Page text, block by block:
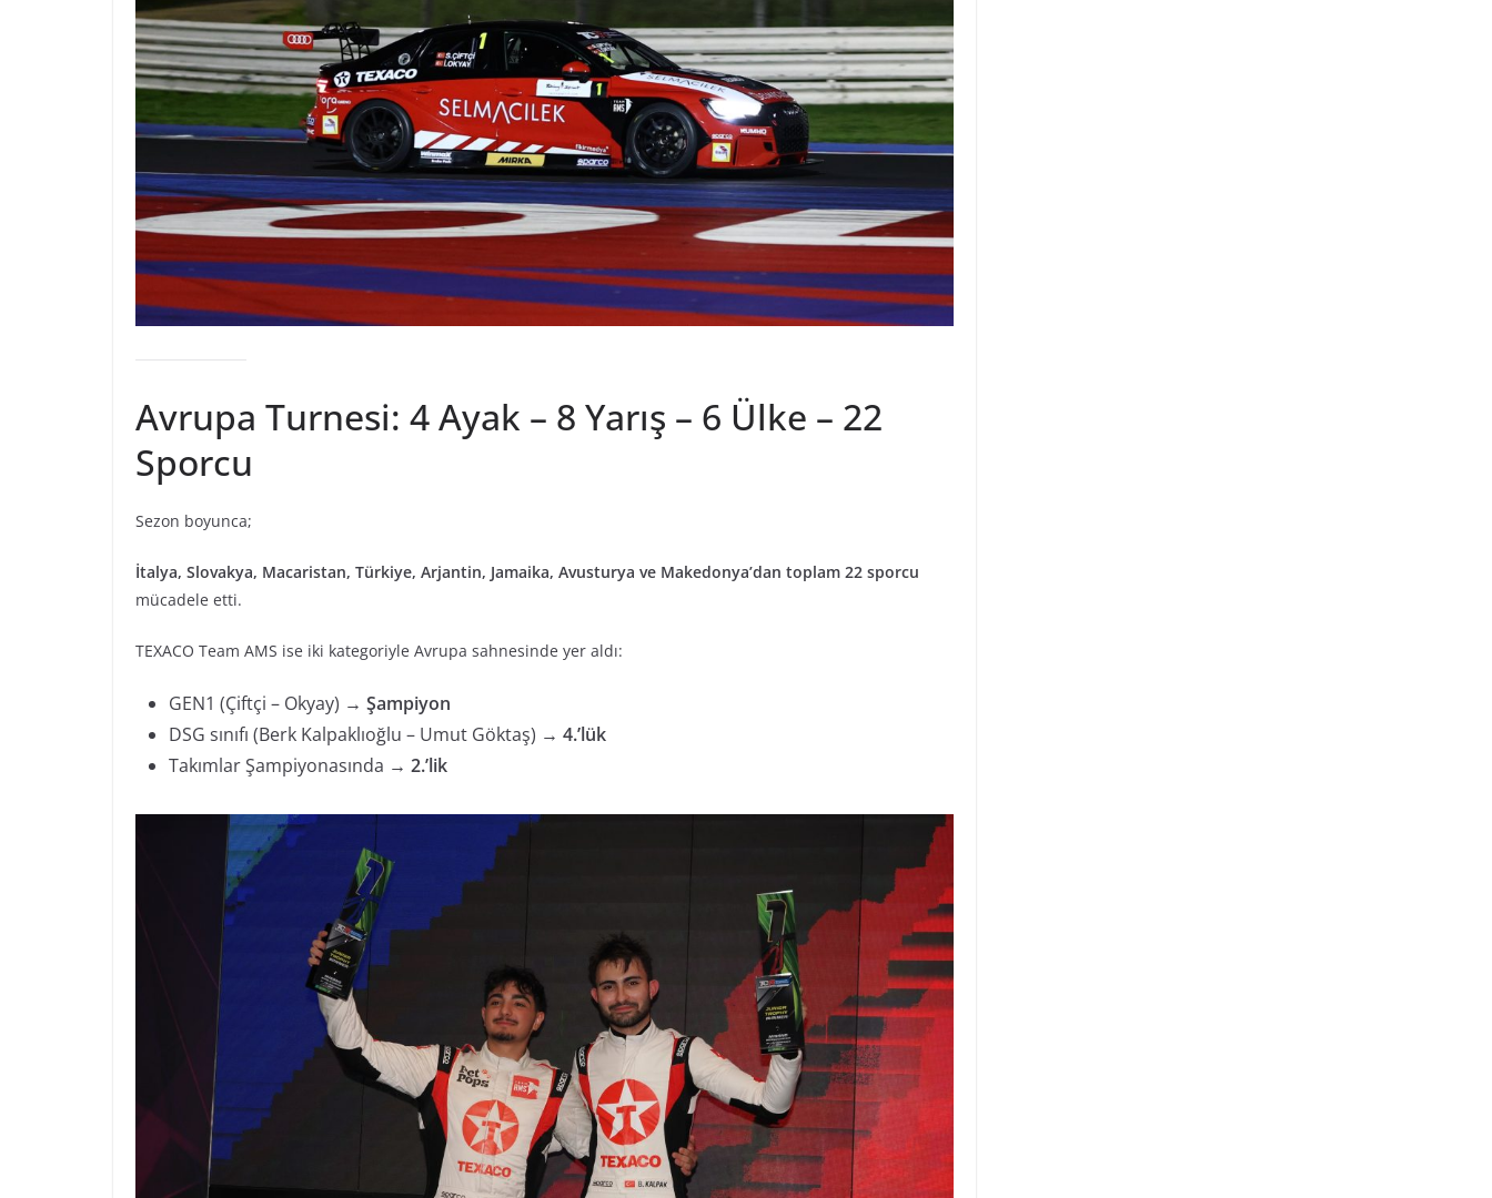
Avrupa Turnesi: 4 Ayak – 8 Yarış – 6 Ülke – 22
Sporcu
Sezon boyunca;
İtalya, Slovakya, Macaristan, Türkiye, Arjantin, Jamaika, Avusturya ve Makedonya’dan toplam 22 sporcu
mücadele etti.
TEXACO Team AMS ise iki kategoriyle Avrupa sahnesinde yer aldı:
GEN1 (Çiftçi – Okyay) → Şampiyon
DSG sınıfı (Berk Kalpaklıoğlu – Umut Göktaş) → 4.’lük
Takımlar Şampiyonasında → 2.’lik